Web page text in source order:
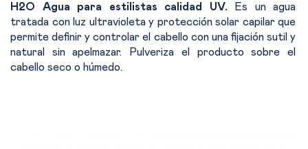
H2O Agua para estilistas calidad UV. Es un agua
tratada con luz ultravioleta y protección solar capilar que
permite definir y controlar el cabello con una fijación sutil y
natural sin apelmazar. Pulveriza el producto sobre el
cabello seco o húmedo.